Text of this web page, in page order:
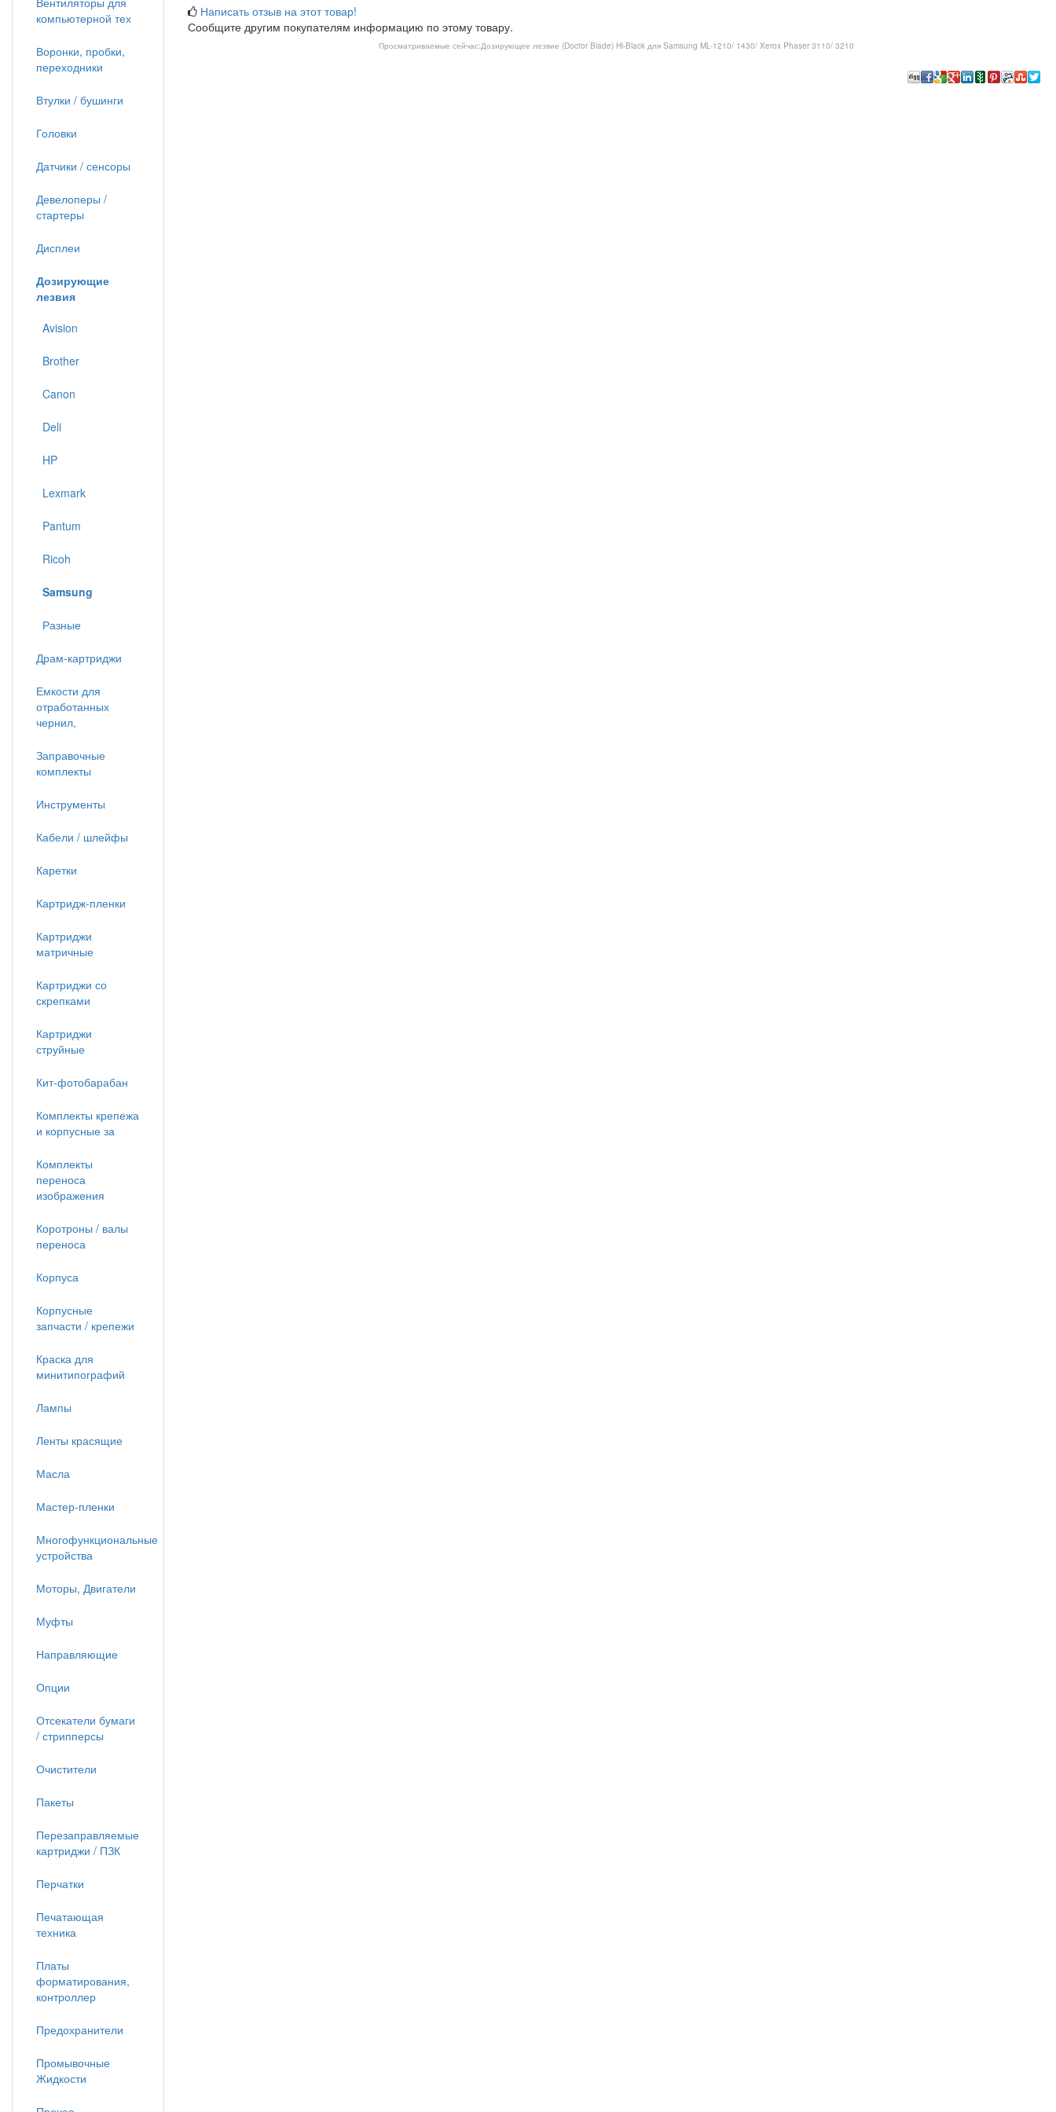
Написать отзыв на этот товар!
Сообщите другим покупателям информацию по этому товару.
Просматриваемые сейчас:Дозирующее лезвие (Doctor Blade) Hi-Black для Samsung ML-1210/ 1430/ Xerox Phaser 3110/ 3210
компьютерной тех
Воронки, пробки,
переходники
Втулки / бушинги
Головки
Датчики / сенсоры
Девелоперы /
стартеры
Дисплеи
Дозирующие
лезвия
Avision
Brother
Canon
Deli
HP
Lexmark
Pantum
Ricoh
Samsung
Разные
Драм-картриджи
Емкости для
отработанных
чернил,
Заправочные
комплекты
Инструменты
Кабели / шлейфы
Каретки
Картридж-пленки
Картриджи
матричные
Картриджи со
скрепками
Картриджи
струйные
Кит-фотобарабан
Комплекты крепежа
и корпусные за
Комплекты
переноса
изображения
Коротроны / валы
переноса
Корпуса
Корпусные
запчасти / крепежи
Краска для
минитипографий
Лампы
Ленты красящие
Масла
Мастер-пленки
Многофункциональные
устройства
Моторы, Двигатели
Муфты
Направляющие
Опции
Отсекатели бумаги
/ стрипперсы
Очистители
Пакеты
Перезаправляемые
картриджи / ПЗК
Перчатки
Печатающая
техника
Платы
форматирования,
контроллер
Предохранители
Промывочные
Жидкости